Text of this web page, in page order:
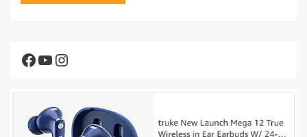
Facebook
YouTube
Instagram